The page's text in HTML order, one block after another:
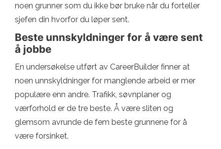
noen grunner som du ikke bør bruke når du forteller
sjefen din hvorfor du løper sent.
Beste unnskyldninger for å være sent
å jobbe
En undersøkelse utført av CareerBuilder finner at
noen unnskyldninger for manglende arbeid er mer
populære enn andre. Trafikk, søvnplaner og
værforhold er de tre beste. Å være sliten og
glemsom avrunde de fem beste grunnene for å
være forsinket.